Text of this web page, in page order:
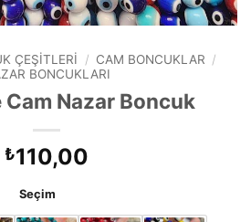
ÇEŞITLERI / CAM BONCUKLAR /
BONCUKLARI
Cam Nazar Boncuk
₺110,00
Seçim